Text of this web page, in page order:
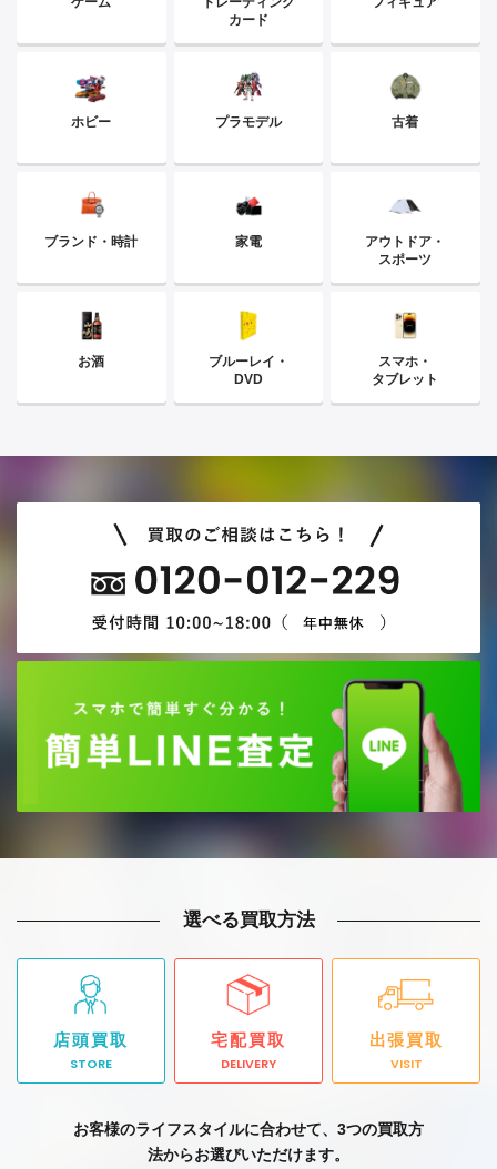
カード
ホビー プラモデル 古着
ブランド・時計 家電
アウトドア・
スポーツ
お酒
ブルーレイ・
DVD
スマホ・
タブレット
選べる買取方法
店頭買取
STORE
宅配買取
DELIVERY
出張買取
VISIT
お客様のライフスタイルに合わせて、3つの買取方
法からお選びいただけます。